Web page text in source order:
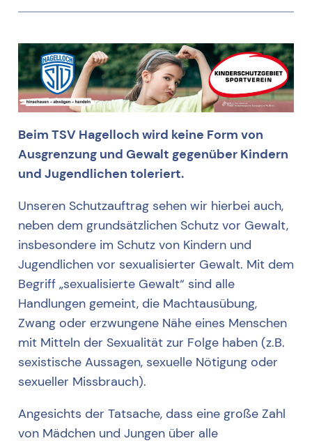
Beim TSV Hagelloch wird keine Form von
Ausgrenzung und Gewalt gegenüber Kindern
und Jugendlichen toleriert.
Unseren Schutzauftrag sehen wir hierbei auch,
neben dem grundsätzlichen Schutz vor Gewalt,
insbesondere im Schutz von Kindern und
Jugendlichen vor sexualisierter Gewalt. Mit dem
Begriff „sexualisierte Gewalt“ sind alle
Handlungen gemeint, die Machtausübung,
Zwang oder erzwungene Nähe eines Menschen
mit Mitteln der Sexualität zur Folge haben (z.B.
sexistische Aussagen, sexuelle Nötigung oder
sexueller Missbrauch).
Angesichts der Tatsache, dass eine große Zahl
von Mädchen und Jungen über alle